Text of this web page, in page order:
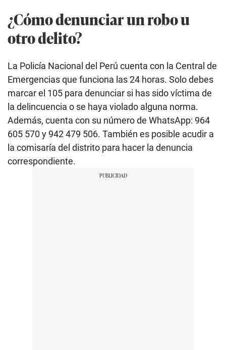
¿Cómo denunciar un robo u
otro delito?
La Policía Nacional del Perú cuenta con la Central de
Emergencias que funciona las 24 horas. Solo debes
marcar el 105 para denunciar si has sido víctima de
la delincuencia o se haya violado alguna norma.
Además, cuenta con su número de WhatsApp: 964
605 570 y 942 479 506. También es posible acudir a
la comisaría del distrito para hacer la denuncia
correspondiente.